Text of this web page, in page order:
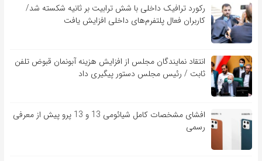
رکورد ترافیک داخلی با شش ترابیت بر ثانیه شکسته شد/
کاربران فعال پلتفرم‌های داخلی افزایش یافت
انتقاد نمایندگان مجلس از افزایش هزینه آبونمان قبوض تلفن
ثابت / رئیس مجلس دستور پیگیری داد
افشای مشخصات کامل شیائومی 13 و 13 پرو پیش از معرفی
رسمی